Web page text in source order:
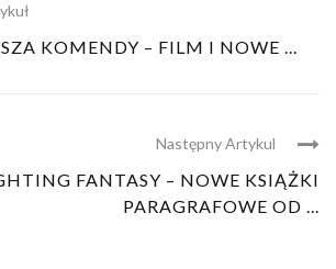
KOMENDY – FILM I NOWE ...
Następny Artykul
FANTASY – NOWE KSIĄŻKI
PARAGRAFOWE OD ...